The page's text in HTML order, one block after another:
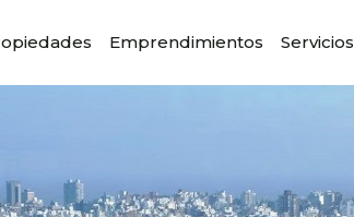
Emprendimientos Servicios